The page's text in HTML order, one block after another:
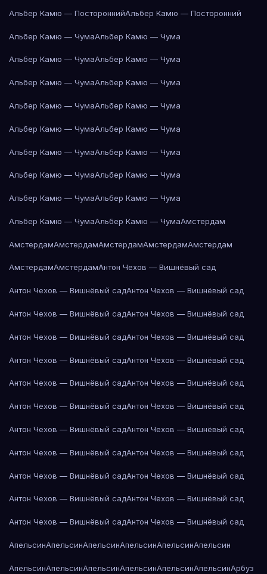
Альбер Камю — ПостороннийАльбер Камю — Посторонний
Альбер Камю — ЧумаАльбер Камю — Чума
Альбер Камю — ЧумаАльбер Камю — Чума
Альбер Камю — ЧумаАльбер Камю — Чума
Альбер Камю — ЧумаАльбер Камю — Чума
Альбер Камю — ЧумаАльбер Камю — Чума
Альбер Камю — ЧумаАльбер Камю — Чума
Альбер Камю — ЧумаАльбер Камю — Чума
Альбер Камю — ЧумаАльбер Камю — Чума
Альбер Камю — ЧумаАльбер Камю — ЧумаАмстердам
АмстердамАмстердамАмстердамАмстердамАмстердам
АмстердамАмстердамАнтон Чехов — Вишнёвый сад
Антон Чехов — Вишнёвый садАнтон Чехов — Вишнёвый сад
Антон Чехов — Вишнёвый садАнтон Чехов — Вишнёвый сад
Антон Чехов — Вишнёвый садАнтон Чехов — Вишнёвый сад
Антон Чехов — Вишнёвый садАнтон Чехов — Вишнёвый сад
Антон Чехов — Вишнёвый садАнтон Чехов — Вишнёвый сад
Антон Чехов — Вишнёвый садАнтон Чехов — Вишнёвый сад
Антон Чехов — Вишнёвый садАнтон Чехов — Вишнёвый сад
Антон Чехов — Вишнёвый садАнтон Чехов — Вишнёвый сад
Антон Чехов — Вишнёвый садАнтон Чехов — Вишнёвый сад
Антон Чехов — Вишнёвый садАнтон Чехов — Вишнёвый сад
Антон Чехов — Вишнёвый садАнтон Чехов — Вишнёвый сад
АпельсинАпельсинАпельсинАпельсинАпельсинАпельсин
АпельсинАпельсинАпельсинАпельсинАпельсинАпельсинАрбуз